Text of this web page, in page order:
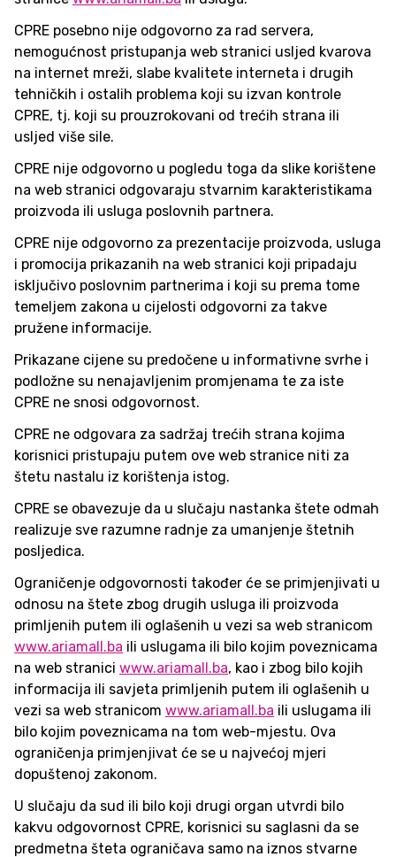
CPRE posebno nije odgovorno za rad servera,
nemogućnost pristupanja web stranici usljed kvarova
na internet mreži, slabe kvalitete interneta i drugih
tehničkih i ostalih problema koji su izvan kontrole
CPRE, tj. koji su prouzrokovani od trećih strana ili
usljed više sile.
CPRE nije odgovorno u pogledu toga da slike korištene
na web stranici odgovaraju stvarnim karakteristikama
proizvoda ili usluga poslovnih partnera.
CPRE nije odgovorno za prezentacije proizvoda, usluga
i promocija prikazanih na web stranici koji pripadaju
isključivo poslovnim partnerima i koji su prema tome
temeljem zakona u cijelosti odgovorni za takve
pružene informacije.
Prikazane cijene su predočene u informativne svrhe i
podložne su nenajavljenim promjenama te za iste
CPRE ne snosi odgovornost.
CPRE ne odgovara za sadržaj trećih strana kojima
korisnici pristupaju putem ove web stranice niti za
štetu nastalu iz korištenja istog.
CPRE se obavezuje da u slučaju nastanka štete odmah
realizuje sve razumne radnje za umanjenje štetnih
posljedica.
Ograničenje odgovornosti također će se primjenjivati u
odnosu na štete zbog drugih usluga ili proizvoda
primljenih putem ili oglašenih u vezi sa web stranicom
www.ariamall.ba ili uslugama ili bilo kojim poveznicama
na web stranici www.ariamall.ba, kao i zbog bilo kojih
informacija ili savjeta primljenih putem ili oglašenih u
vezi sa web stranicom www.ariamall.ba ili uslugama ili
bilo kojim poveznicama na tom web-mjestu. Ova
ograničenja primjenjivat će se u najvećoj mjeri
dopuštenoj zakonom.
U slučaju da sud ili bilo koji drugi organ utvrdi bilo
kakvu odgovornost CPRE, korisnici su saglasni da se
predmetna šteta ograničava samo na iznos stvarne